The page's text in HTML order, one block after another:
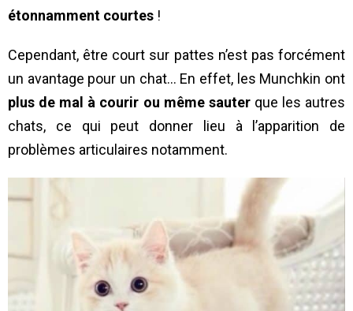
étonnamment courtes !
Cependant, être court sur pattes n’est pas forcément
un avantage pour un chat… En effet, les Munchkin ont
plus de mal à courir ou même sauterque les autres
chats, ce qui peut donner lieu à l’apparition de
problèmes articulaires notamment.